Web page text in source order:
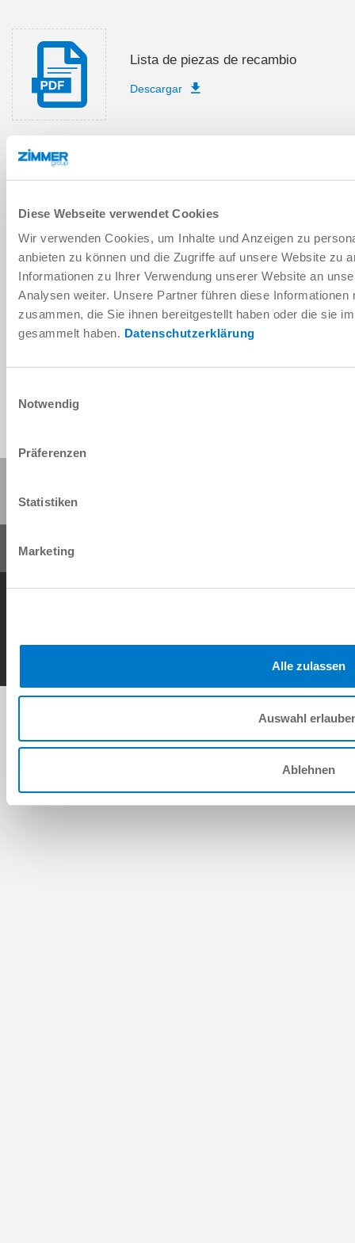
Diese Webseite verwendet Cookies
Wir verwenden Cookies, um Inhalte und Anzeigen zu
anbieten zu können und die Zugriffe auf unsere Website zu
Informationen zu Ihrer Verwendung unserer Website an
Analysen weiter. Unsere Partner führen diese
zusammen, die Sie ihnen bereitgestellt haben oder die sie
gesammelt haben. Datenschutzerklärung
Notwendig
Präferenzen
Statistiken
Marketing
Alle zulassen
Auswahl
Ablehnen
Lista de piezas de recambio
Descargar
Manual para el montaje e
Descargar datos CAD
Condiciones generales de contrato Política de privacidad
Nota legal